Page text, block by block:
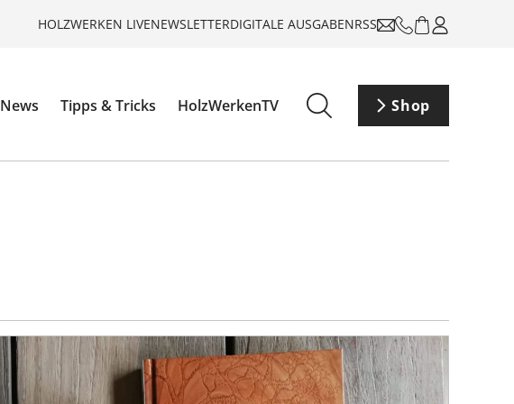
HOLZWERKEN LIVENEWSLETTERDIGITALE AUSGABENRSS
News Tipps & Tricks HolzWerkenTV Shop